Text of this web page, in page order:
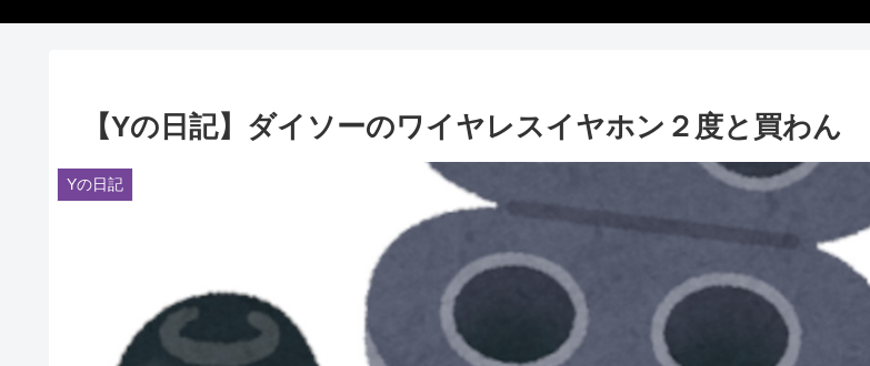
【Yの日記】ダイソーのワイヤレスイヤホン２度と買わん
Yの日記